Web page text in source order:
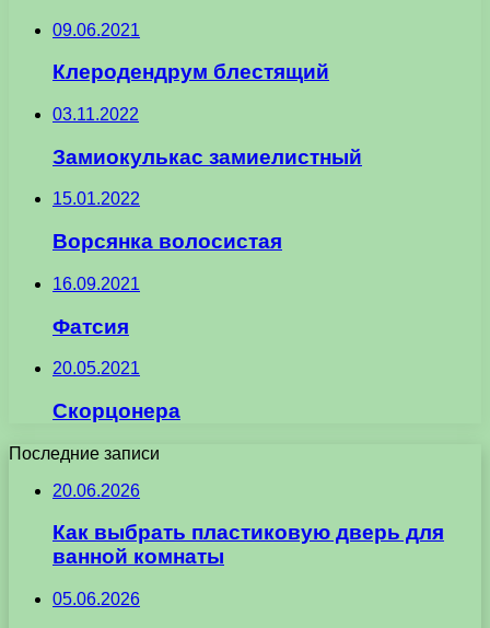
09.06.2021
Клеродендрум блестящий
03.11.2022
Замиокулькас замиелистный
15.01.2022
Ворсянка волосистая
16.09.2021
Фатсия
20.05.2021
Скорцонера
Последние записи
20.06.2026
Как выбрать пластиковую дверь для
ванной комнаты
05.06.2026